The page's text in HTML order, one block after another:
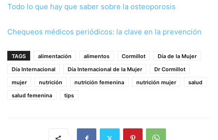
Todo lo que hay que saber sobre la osteoporosis
Chequeos médicos periódicos: la clave en la prevención
TAGS alimentación alimentos Cormillot
Día de la Mujer
Día Internacional
Día Internacional de la Mujer
Dr Cormillot
mujer
nutrición nutrición femenina nutrición mujer
salud
salud femenina
tips